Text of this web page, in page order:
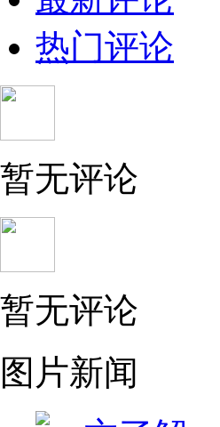
热门评论
暂无评论
暂无评论
图片新闻